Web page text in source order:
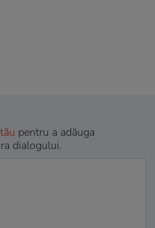
pentru a adăuga
dialogului.